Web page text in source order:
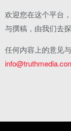
欢迎您在这个平台
与撰稿，由我们去
任何内容上的意见